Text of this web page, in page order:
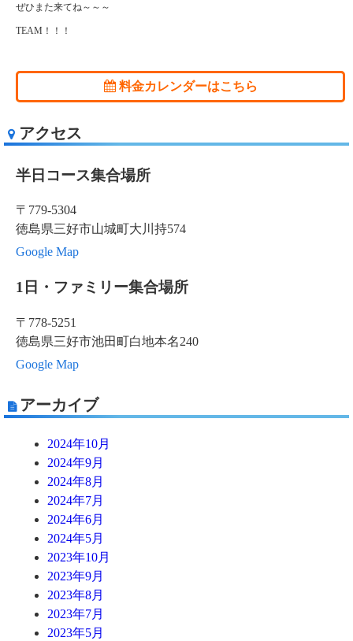
ぜひまた来てね～～～
TEAM！！！
料金カレンダーはこちら
アクセス
半日コース集合場所
〒779-5304
徳島県三好市山城町大川持574
Google Map
1日・ファミリー集合場所
〒778-5251
徳島県三好市池田町白地本名240
Google Map
アーカイブ
2024年10月
2024年9月
2024年8月
2024年7月
2024年6月
2024年5月
2023年10月
2023年9月
2023年8月
2023年7月
2023年5月